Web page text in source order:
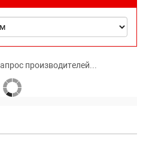
производителей...